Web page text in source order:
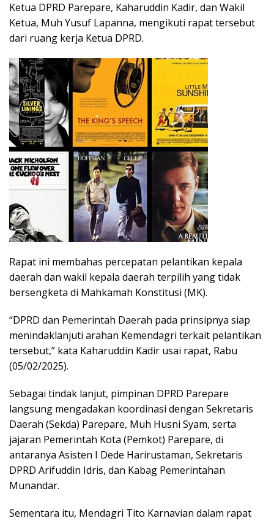
Ketua DPRD Parepare, Kaharuddin Kadir, dan Wakil
Ketua, Muh Yusuf Lapanna, mengikuti rapat tersebut
dari ruang kerja Ketua DPRD.
Rapat ini membahas percepatan pelantikan kepala
daerah dan wakil kepala daerah terpilih yang tidak
bersengketa di Mahkamah Konstitusi (MK).
“DPRD dan Pemerintah Daerah pada prinsipnya siap
menindaklanjuti arahan Kemendagri terkait pelantikan
tersebut,” kata Kaharuddin Kadir usai rapat, Rabu
(05/02/2025).
Sebagai tindak lanjut, pimpinan DPRD Parepare
langsung mengadakan koordinasi dengan Sekretaris
Daerah (Sekda) Parepare, Muh Husni Syam, serta
jajaran Pemerintah Kota (Pemkot) Parepare, di
antaranya Asisten I Dede Harirustaman, Sekretaris
DPRD Arifuddin Idris, dan Kabag Pemerintahan
Munandar.
Sementara itu, Mendagri Tito Karnavian dalam rapat